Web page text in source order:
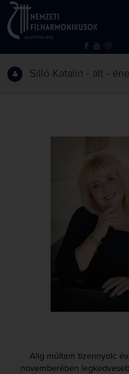
Silló Katalin - alt -
Alig múltam tizennyolc
novemberében